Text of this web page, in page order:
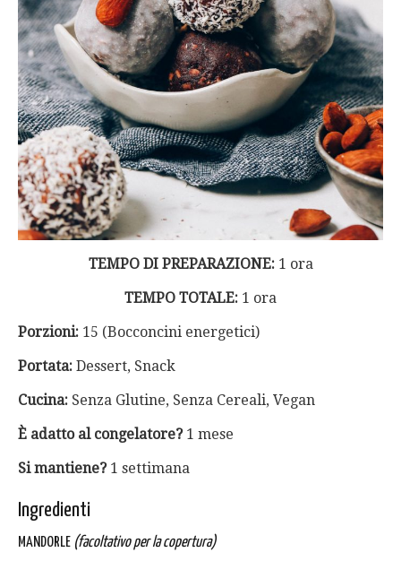
TEMPO DI PREPARAZIONE:1 ora
TEMPO TOTALE: 1 ora
Porzioni: 15 (Bocconcini energetici)
Portata: Dessert, Snack
Cucina: Senza Glutine, Senza Cereali, Vegan
È adatto al congelatore?1 mese
Si mantiene?1 settimana
Ingredienti
MANDORLE (facoltativo per la copertura)